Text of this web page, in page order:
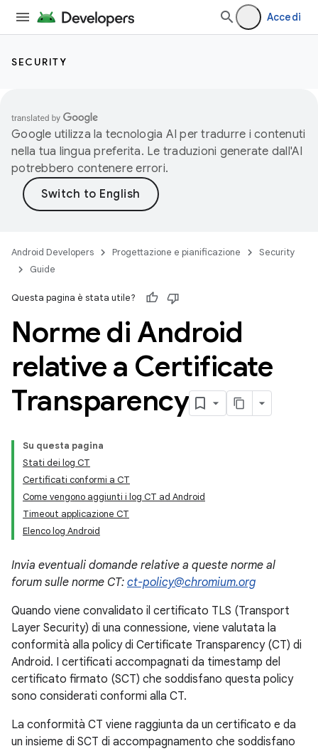
Accedi
SECURITY
Google utilizza la tecnologia AI per tradurre i contenuti
nella tua lingua preferita. Le traduzioni generate dall'AI
potrebbero contenere errori.
Android Developers Progettazione e pianificazione
Security
Guide
Questa pagina è stata utile?
Norme di Android
relative a Certificate
Transparency
Su questa pagina
Stati dei log CT
Certificati conformi a CT
Come vengono aggiunti i log CT ad Android
Timeout applicazione CT
Elenco log Android
Invia eventuali domande relative a queste norme al
forum sulle norme CT: ct-policy@chromium.org
Quando viene convalidato il certificato TLS (Transport
Layer Security) di una connessione, viene valutata la
conformità alla policy di Certificate Transparency (CT) di
Android. I certificati accompagnati da timestamp del
certificato firmato (SCT) che soddisfano questa policy
sono considerati conformi alla CT.
La conformità CT viene raggiunta da un certificato e da
un insieme di SCT di accompagnamento che soddisfano